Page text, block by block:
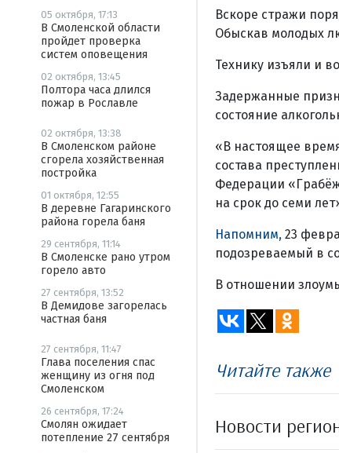
05 октября, 17:13
В Смоленской области
пройдет проверка
систем оповещения
02 октября, 13:45
Полтора часа длился
пожар в Рославле
02 октября, 13:38
В Смоленском районе
сгорела хозяйственная
постройка
01 октября, 12:55
В деревне Гагаринского
района горела баня
29 сентября, 11:14
В Смоленске рано утром
горело авто
27 сентября, 13:52
В Демидове загорелась
частная баня
27 сентября, 11:47
Глава поселения спас
женщину из огня под
Смоленском
26 сентября, 17:24
Смолян ожидает
потепление 27 сентября
Вскоре стражи
Обыскав молодых
Технику изъяли и
Задержанные
состояние
«В настоящее
состава
Федерации
на срок до семи
Напомним, 23
подозреваемый в
В отношении
Читайте также
Новости